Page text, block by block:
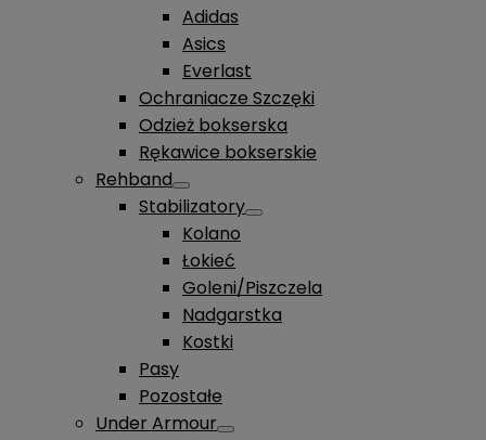
Adidas
Asics
Everlast
Ochraniacze Szczęki
Odzież bokserska
Rękawice bokserskie
Rehband
Stabilizatory
Kolano
Łokieć
Goleni/Piszczela
Nadgarstka
Kostki
Pasy
Pozostałe
Under Armour